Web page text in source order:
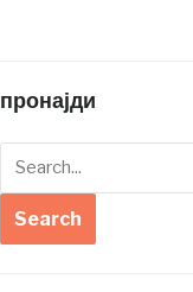
пронајди